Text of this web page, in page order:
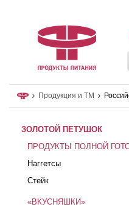
› Продукция и ТМ ›
ЗОЛОТОЙ ПЕТУШОК
ПРОДУКТЫ ПОЛНОЙ
Наггетсы
Стейк
«ВКУСНЯШКИ»